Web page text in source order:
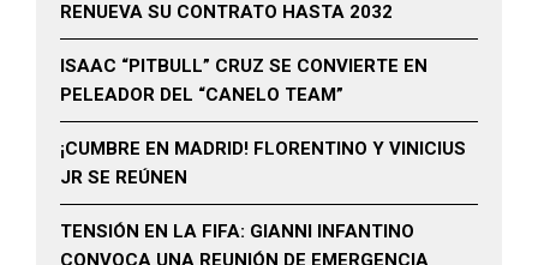
RENUEVA SU CONTRATO HASTA 2032
ISAAC “PITBULL” CRUZ SE CONVIERTE EN
PELEADOR DEL “CANELO TEAM”
¡CUMBRE EN MADRID! FLORENTINO Y VINICIUS
JR SE REÚNEN
TENSIÓN EN LA FIFA: GIANNI INFANTINO
CONVOCA UNA REUNIÓN DE EMERGENCIA